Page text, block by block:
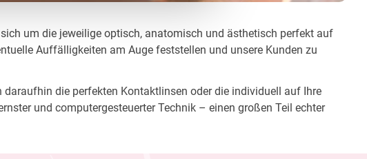
um die jeweilige optisch, anatomisch und ästhetisch perfekt auf
Auffälligkeiten am Auge feststellen und unsere Kunden zu
die perfekten Kontaktlinsen oder die individuell auf Ihre
und computergesteuerter Technik – einen großen Teil echter